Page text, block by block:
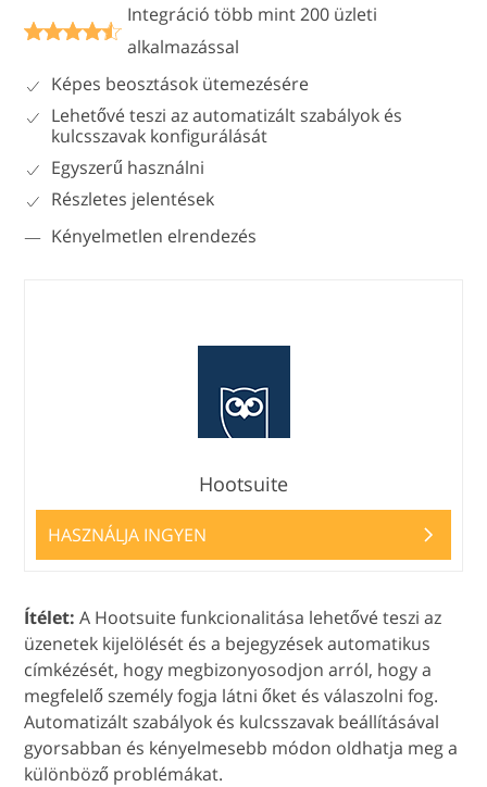
Integráció több mint 200 üzleti
alkalmazással
Képes beosztások ütemezésére
Lehetővé teszi az automatizált szabályok és
kulcsszavak konfigurálását
Egyszerű használni
Részletes jelentések
Kényelmetlen elrendezés
Hootsuite
HASZNÁLJA INGYEN
Ítélet: A Hootsuite funkcionalitása lehetővé teszi az
üzenetek kijelölését és a bejegyzések automatikus
címkézését, hogy megbizonyosodjon arról, hogy a
megfelelő személy fogja látni őket és válaszolni fog.
Automatizált szabályok és kulcsszavak beállításával
gyorsabban és kényelmesebb módon oldhatja meg a
különböző problémákat.